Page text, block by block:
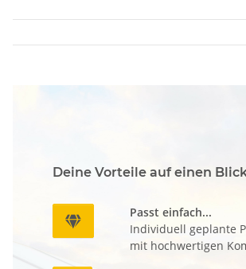
Deine Vorteile auf einen

Passt einfach...
Individuell geplante
mit hochwertigen